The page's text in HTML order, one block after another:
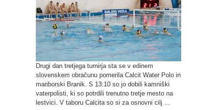
Drugi dan tretjega turnirja sta se v edinem
slovenskem obračunu pomerila Calcit Water Polo in
mariborski Branik. S 13:10 so jo dobili kamniški
vaterpolisti, ki so potrdili trenutno tretje mesto na
lestvici. V taboru Calcita so si za osnovni cilj ...